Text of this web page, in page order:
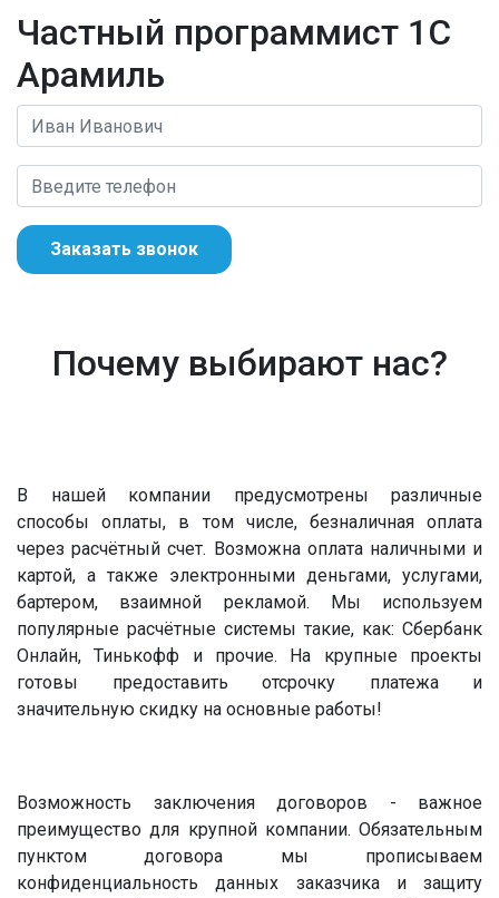
Частный программист 1С
Арамиль
Заказать звонок
Почему выбирают нас?
В нашей компании предусмотрены различные
способы оплаты, в том числе, безналичная оплата
через расчётный счет. Возможна оплата наличными и
картой, а также электронными деньгами, услугами,
бартером, взаимной рекламой. Мы используем
популярные расчётные системы такие, как: Сбербанк
Онлайн, Тинькофф и прочие. На крупные проекты
готовы предоставить отсрочку платежа и
значительную скидку на основные работы!
Возможность заключения договоров - важное
преимущество для крупной компании. Обязательным
пунктом договора мы прописываем
конфиденциальность данных заказчика и защиту